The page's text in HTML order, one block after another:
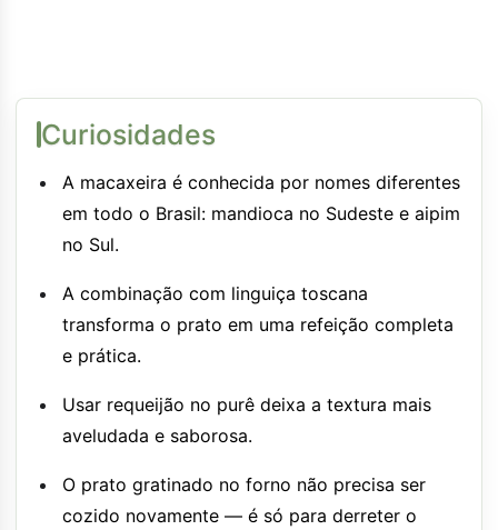
Curiosidades
A macaxeira é conhecida por nomes diferentes
em todo o Brasil: mandioca no Sudeste e aipim
no Sul.
A combinação com linguiça toscana
transforma o prato em uma refeição completa
e prática.
Usar requeijão no purê deixa a textura mais
aveludada e saborosa.
O prato gratinado no forno não precisa ser
cozido novamente — é só para derreter o